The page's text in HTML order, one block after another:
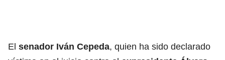
El senador Iván Cepeda, quien ha sido declarado